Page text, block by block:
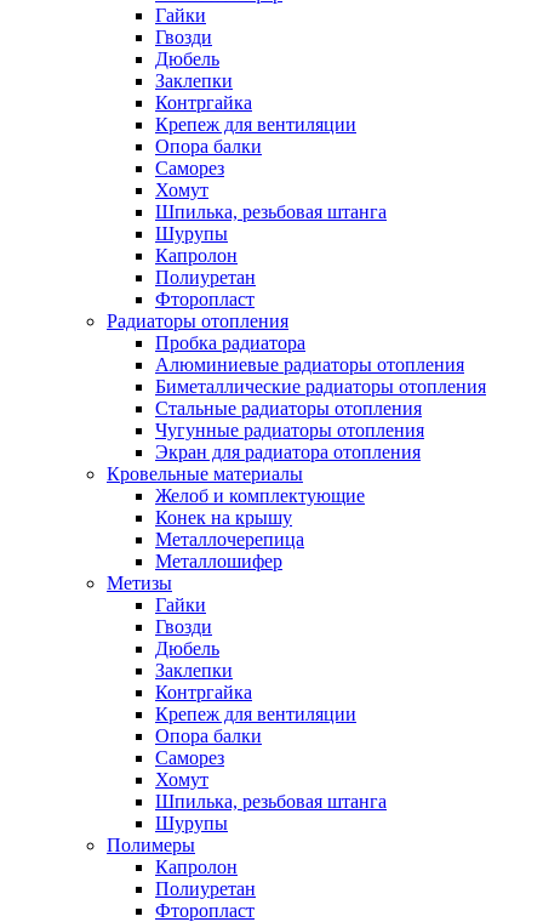
Гайки
Гвозди
Дюбель
Заклепки
Контргайка
Крепеж для вентиляции
Опора балки
Саморез
Хомут
Шпилька, резьбовая штанга
Шурупы
Капролон
Полиуретан
Фторопласт
Радиаторы отопления
Пробка радиатора
Алюминиевые радиаторы отопления
Биметаллические радиаторы отопления
Стальные радиаторы отопления
Чугунные радиаторы отопления
Экран для радиатора отопления
Кровельные материалы
Желоб и комплектующие
Конек на крышу
Металлочерепица
Металлошифер
Метизы
Гайки
Гвозди
Дюбель
Заклепки
Контргайка
Крепеж для вентиляции
Опора балки
Саморез
Хомут
Шпилька, резьбовая штанга
Шурупы
Полимеры
Капролон
Полиуретан
Фторопласт